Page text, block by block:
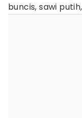
buncis, sawi